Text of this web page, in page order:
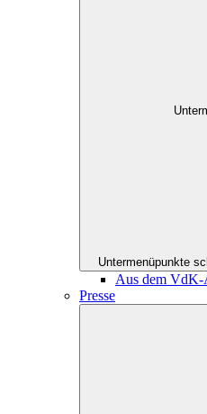
Untermenüpunkte
Aus dem
Presse